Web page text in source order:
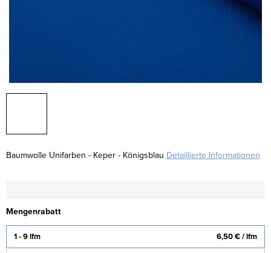
Baumwolle Unifarben - Keper - Königsblau Detaillierte Informationen
Mengenrabatt
1 - 9 lfm 6,50 €/ lfm